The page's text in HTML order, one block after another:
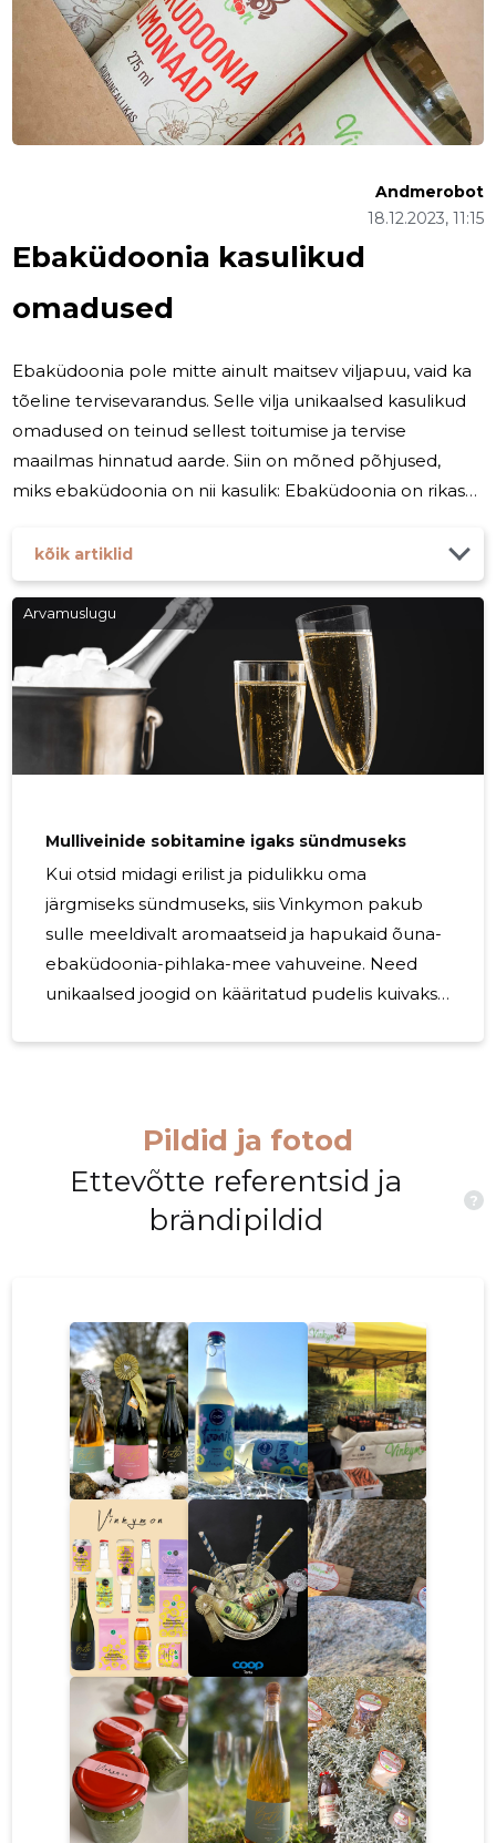
Ebaküdoonia kasulikud
omadused
18.12.2023, 11:15
Andmerobot
Ebaküdoonia pole mitte ainult maitsev viljapuu, vaid ka
tõeline tervisevarandus. Selle vilja unikaalsed kasulikud
omadused on teinud sellest toitumise ja tervise
maailmas hinnatud aarde. Siin on mõned põhjused,
miks ebaküdoonia on nii kasulik: Ebaküdoonia on rikas
E, K), mineraalide (kaalium, magneesium, kaltsium) ning
kiudainetega. Need toitained on olulised keha
normaalse talitluse jaoks ning aitavad toetada
immuunsüsteemi. Ebaküdooniat peetakse tugevaks
antioksüdantide allikaks. Antioksüdandid aitavad kaitsta
keha rakke vabade
kõik artiklid
Arvamuslugu
Mulliveinide sobitamine igaks sündmuseks
Kui otsid midagi erilist ja pidulikku oma
järgmiseks sündmuseks, siis Vinkymon pakub
sulle meeldivalt aromaatseid ja hapukaid õuna-
ebaküdoonia-pihlaka-mee vahuveine. Need
unikaalsed joogid on kääritatud pudelis kuivaks
sundkarboniseerimata, tähistades parimaid
vanu traditsioone. Õuna-Ebaküdoonia-Pihlaka-
Mee Vahuvein See vahuvein on tõeliselt
meeldivalt aromaatne ja hapukas, sobides
Pildid ja fotod
Ettevõtte referentsid ja
brändipildid
?